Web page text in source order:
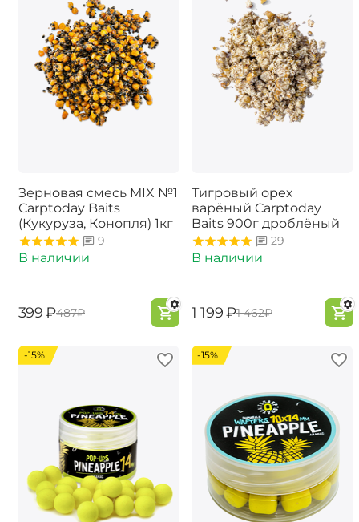
Зерновая смесь MIX №1
Carptoday Baits
(Кукуруза, Конопля) 1кг
9
В наличии
‍399‍ ₽‍487‍₽
Тигровый орех
варёный Carptoday
Baits 900г дроблёный
29
В наличии
‍1 199‍₽‍1 462‍₽
-15% -15%